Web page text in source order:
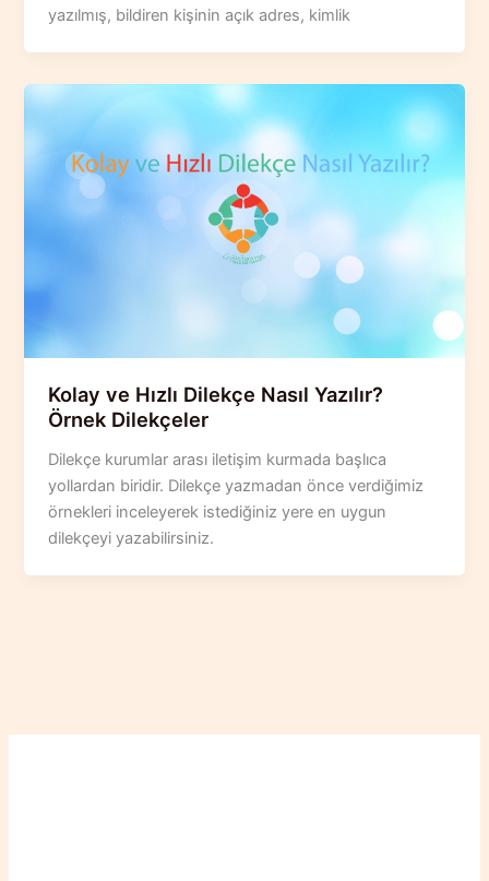
yazılmış, bildiren kişinin açık adres, kimlik
Kolay ve Hızlı Dilekçe Nasıl Yazılır?
Örnek Dilekçeler
Dilekçe kurumlar arası iletişim kurmada başlıca
yollardan biridir. Dilekçe yazmadan önce verdiğimiz
örnekleri inceleyerek istediğiniz yere en uygun
dilekçeyi yazabilirsiniz.